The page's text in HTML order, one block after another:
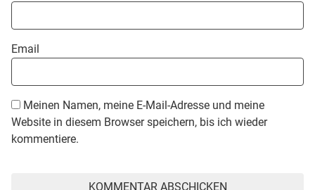
Email
Meinen Namen, meine E-Mail-Adresse und meine
Website in diesem Browser speichern, bis ich wieder
kommentiere.